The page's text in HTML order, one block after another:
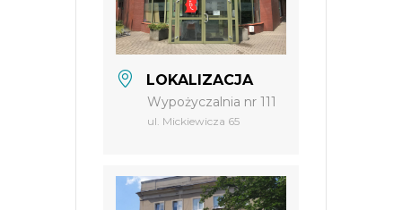
LOKALIZACJA
Wypożyczalnia nr 111
ul. Mickiewicza 65